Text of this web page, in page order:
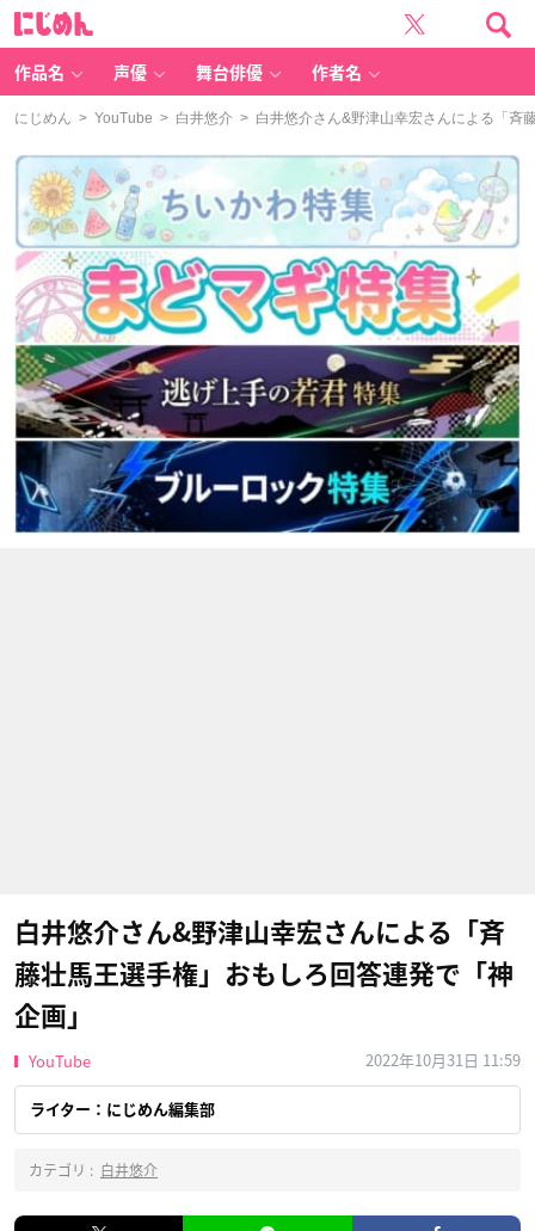
作品名 声優 舞台俳優 作者名
にじめん > YouTube > 白井悠介 > 白井悠介さん&野津山幸宏さんによる「斉
白井悠介さん&野津山幸宏さんによる「斉
藤壮馬王選手権」おもしろ回答連発で「神
企画」
YouTube 2022年10月31日 11:59
ライター：にじめん編集部
カテゴリ : 白井悠介